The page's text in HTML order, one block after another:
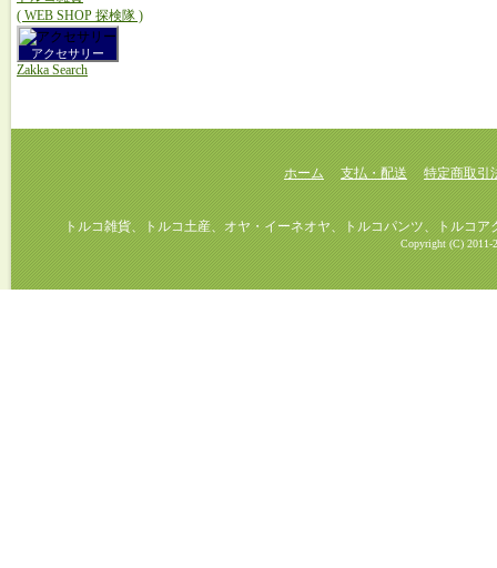
( WEB SHOP 探検隊 )
アクセサリー
Zakka Search
ホーム 支払・配送 特定商取引
トルコ雑貨、トルコ土産、オヤ・イーネオヤ、トルコパンツ、トルコアク
Copyright (C) 2011-